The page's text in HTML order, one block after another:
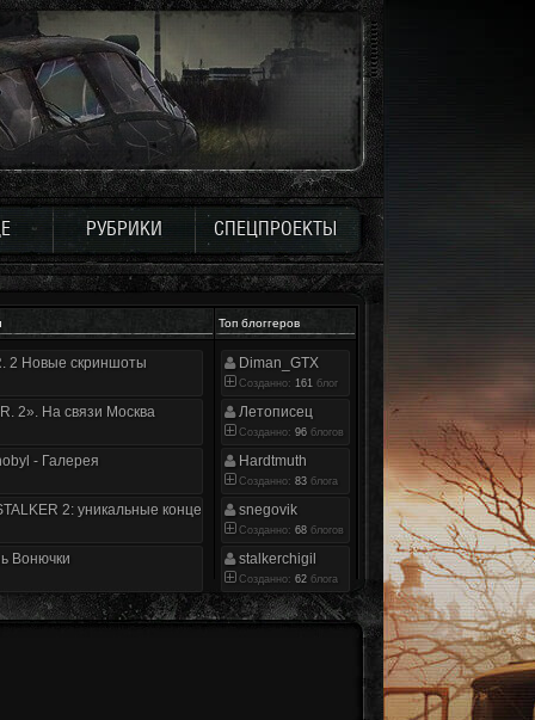
РУБРИКИ СПЕЦПРОЕКТЫ
Топ блоггеров
2 Новые скриншоты
2». На связи Москва
- Галерея
2: уникальные концепт-арты
Вонючки
Diman_GTX
Созданно: 161 блог
Летописец
Созданно: 96 блогов
Hardtmuth
Созданно: 83 блога
snegovik
Созданно: 68 блогов
stalkerchigil
Созданно: 62 блога